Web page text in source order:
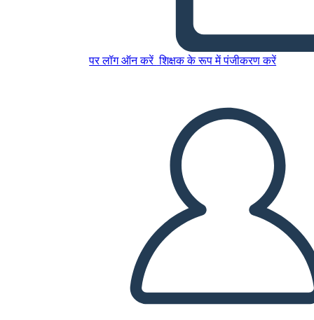
पर लॉग ऑन करें शिक्षक के रूप में पंजीकरण करें
इस स्टोरीबोर्ड को कॉपी करें
मुझे पढ़कर सुनाओ